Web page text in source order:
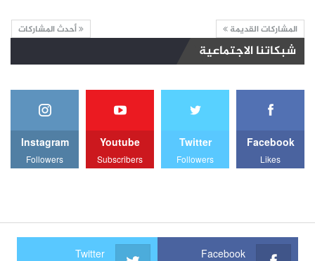
المشاركات القديمة أحدث المشاركات
شبكاتنا الاجتماعية
Facebook
Likes
Twitter
Followers
Youtube
Subscribers
Instagram
Followers
Facebook
Twitter